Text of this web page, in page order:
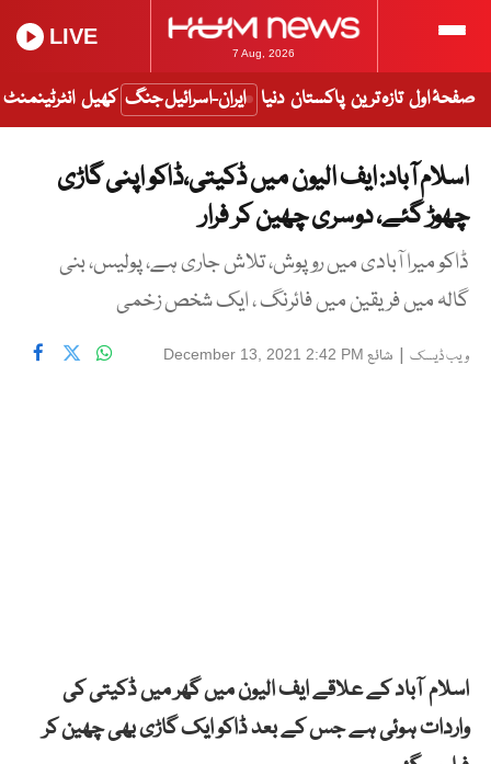
7 Aug, 2026
LIVE
صفحۂ اول تازہ ترین پاکستان دنیا ایران-اسرائیل جنگ کھیل انٹرٹینمنٹ
اسلام آباد: ایف الیون میں ڈکیتی،ڈاکو اپنی گاڑی
چھوڑ گئے، دوسری چھین کر فرار
ڈاکو میرا آبادی میں روپوش، تلاش جاری ہے، پولیس، بنی
گالہ میں فریقین میں فائرنگ ، ایک شخص زخمی
ویب ڈیسک | شائع December 13, 2021 2:42 PM
اسلام آباد کے علاقے ایف الیون میں گھر میں ڈکیتی کی
واردات ہوئی ہے جس کے بعد ڈاکو ایک گاڑی بھی چھین کر